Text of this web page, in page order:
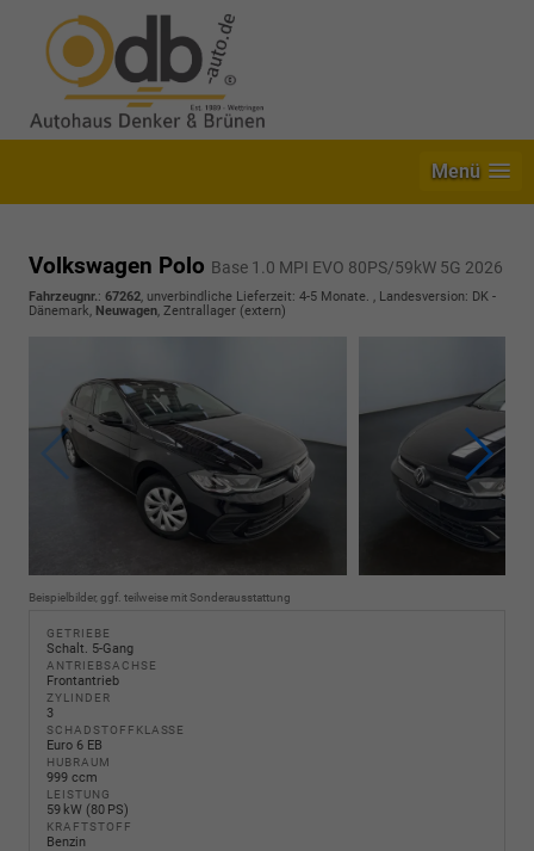
Menü
Volkswagen Polo Base 1.0 MPI EVO 80PS/59kW 5G 2026
Fahrzeugnr.: 67262, unverbindliche Lieferzeit: 4-5 Monate. , Landesversion: DK -
Dänemark, Neuwagen, Zentrallager (extern)
Beispielbilder, ggf. teilweise mit Sonderausstattung
GETRIEBE
Schalt. 5-Gang
ANTRIEBSACHSE
Frontantrieb
ZYLINDER
3
SCHADSTOFFKLASSE
Euro 6 EB
HUBRAUM
999 ccm
LEISTUNG
59 kW (80 PS)
KRAFTSTOFF
Benzin